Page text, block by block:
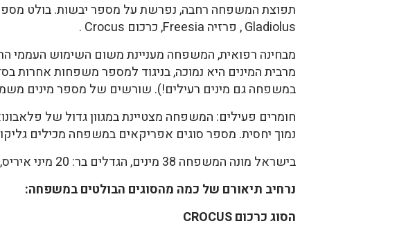
תפוצת המשפחה רחבה, נפרשת על מספר יבשות. בולט
Gladiolus , פרזיה Freesia, כרכום Crocus .
מבחינה רפואית, המשפחה מעניינת משום השימוש
מרבית המינים היא נמוכה, בניגוד למספר משפחות אחרות
במשפחה גם מינים רעילים!). שורשים של מספר מינים
חומרים פעילים: המשפחה מצטיינת במגוון גדול של
נמוך יחסית. מספר סוגים אפריקאים במשפחה מכילים
בישראל מונה המשפחה 38 מינים, הגדלים בר: 20 מיני איריס, 9 מיני כרכום, 5 רומוליאה, 2 סיפן, 2 צהרון.
נרחיב תיאורם של כמה מהסוגים הבולטים במשפחה:
הסוג כרכוםCROCUS